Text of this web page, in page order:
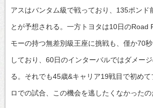
アスはバンタム級で戦っており、135ポンド
とが予想される。一方トヨタは10日のRoad
モーの持つ無差別級王座に挑戦も、僅か70
しており、60日のインターバルではダメー
る。それでも45歳&キャリア19戦目で初め
ロでの試合、この機会を逃したくなかったの